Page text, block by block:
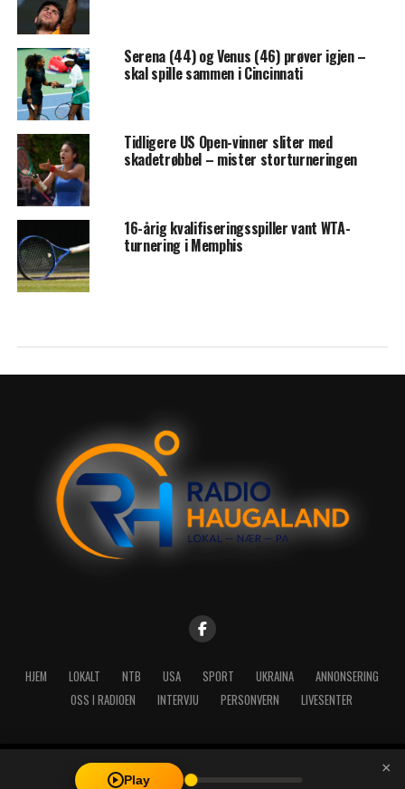
Serena (44) og Venus (46) prøver igjen –
skal spille sammen i Cincinnati
Tidligere US Open-vinner sliter med
skadetrøbbel – mister storturneringen
16-årig kvalifiseringsspiller vant WTA-
turnering i Memphis
HJEM LOKALT NTB USA SPORT UKRAINA
ANNONSERING
OSS I RADIOEN
INTERVJU PERSONVERN LIVESENTER
Copyright © 2026 A-Media AS | Radio Haugaland - Haraldsgata 114,
5527 Haugesund - Mail: post@radioh.no - Telefon: 52717273
Play
×